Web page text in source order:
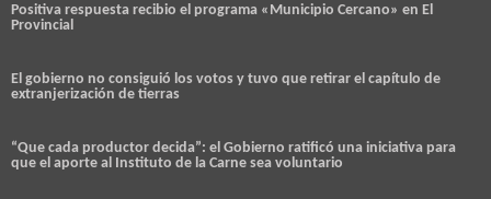
Positiva respuesta recibio el programa «Municipio Cercano» en El
Provincial
El gobierno no consiguió los votos y tuvo que retirar el capítulo de
extranjerización de tierras
“Que cada productor decida”: el Gobierno ratificó una iniciativa para
que el aporte al Instituto de la Carne sea voluntario